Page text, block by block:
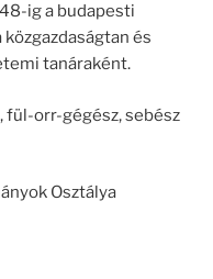
ig a budapesti
és
tanáraként.
fül-orr-gégész, sebész
Osztálya